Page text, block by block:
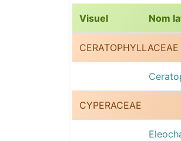
Visuel Nom
CERATOPHYLLACEAE
CYPERACEAE